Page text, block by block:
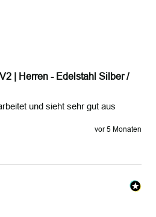
| Herren - Edelstahl Silber /
und sieht sehr gut aus
vor 5 Monaten